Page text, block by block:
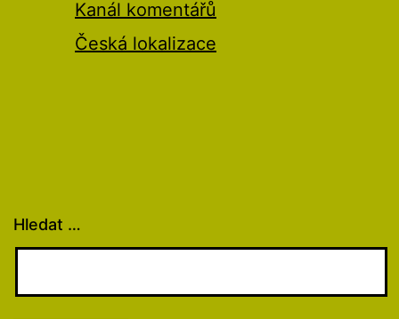
Kanál komentářů
Česká lokalizace
Hledat …